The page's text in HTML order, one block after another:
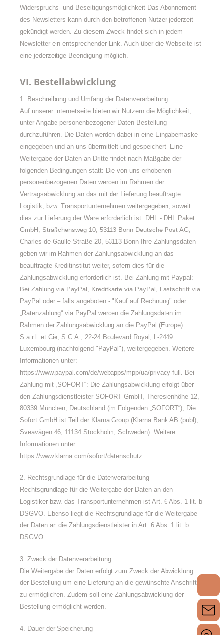
Widerspruchs- und Beseitigungsmöglichkeit Das Abonnement
des Newsletters kann durch den betroffenen Nutzer jederzeit
gekündigt werden. Zu diesem Zweck findet sich in jedem
Newsletter ein entsprechender Link. Auch über die Webseite ist
eine jederzeitige Beendigung möglich.
VI. Bestellabwicklung
1. Beschreibung und Umfang der Datenverarbeitung
Auf unserer Internetseite bieten wir Nutzern die Möglichkeit,
unter Angabe personenbezogener Daten Bestellung
durchzuführen. Die Daten werden dabei in eine Eingabemaske
eingegeben und an uns übermittelt und gespeichert. Eine
Weitergabe der Daten an Dritte findet nach Maßgabe der
folgenden Bedingungen statt: Die von uns erhobenen
personenbezogenen Daten werden im Rahmen der
Vertragsabwicklung an das mit der Lieferung beauftragte
Logistik, bzw. Transportunternehmen weitergegeben, soweit
dies zur Lieferung der Ware erforderlich ist. DHL - DHL Paket
GmbH, Sträßchensweg 10, 53113 Bonn Deutsche Post AG,
Charles-de-Gaulle-Straße 20, 53113 Bonn Ihre Zahlungsdaten
geben wir im Rahmen der Zahlungsabwicklung an das
beauftragte Kreditinstitut weiter, sofern dies für die
Zahlungsabwicklung erforderlich ist. Bei Zahlung mit Paypal:
Bei Zahlung via PayPal, Kreditkarte via PayPal, Lastschrift via
PayPal oder – falls angeboten - "Kauf auf Rechnung" oder
„Ratenzahlung“ via PayPal werden die Zahlungsdaten im
Rahmen der Zahlungsabwicklung an die PayPal (Europe)
S.a.r.l. et Cie, S.C.A., 22-24 Boulevard Royal, L-2449
Luxembourg (nachfolgend "PayPal"), weitergegeben. Weitere
Informationen unter:
https://www.paypal.com/de/webapps/mpp/ua/privacy-full. Bei
Zahlung mit „SOFORT“: Die Zahlungsabwicklung erfolgt über
den Zahlungsdienstleister SOFORT GmbH, Theresienhöhe 12,
80339 München, Deutschland (im Folgenden „SOFORT“), Die
Sofort GmbH ist Teil der Klarna Group (Klarna Bank AB (publ),
Sveavägen 46, 11134 Stockholm, Schweden). Weitere
Informationen unter:
https://www.klarna.com/sofort/datenschutz.
2. Rechtsgrundlage für die Datenverarbeitung
Rechtsgrundlage für die Weitergabe der Daten an den
Logistiker bzw. das Transportunternehmen ist Art. 6 Abs. 1 lit. b
DSGVO. Ebenso liegt die Rechtsgrundlage für die Weitergabe
der Daten an die Zahlungsdienstleister in Art. 6 Abs. 1 lit. b
DSGVO.
3. Zweck der Datenverarbeitung
Die Weitergabe der Daten erfolgt zum Zweck der Abwicklung
der Bestellung um eine Lieferung an die gewünschte Anschrift
zu ermöglichen. Zudem soll eine Zahlungsabwicklung der
Bestellung ermöglicht werden.
4. Dauer der Speicherung